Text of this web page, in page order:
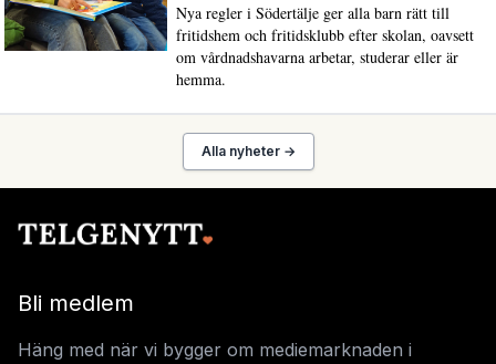
Nya regler i Södertälje ger alla barn rätt till
fritidshem och fritidsklubb efter skolan, oavsett
om vårdnadshavarna arbetar, studerar eller är
hemma.
Alla nyheter →
Bli medlem
Häng med när vi bygger om mediemarknaden i